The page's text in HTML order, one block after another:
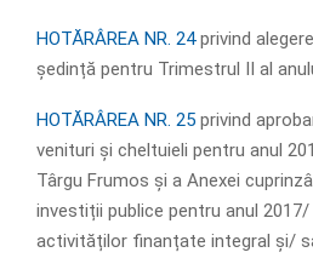
HOTĂRÂREA NR. 24privind
ședință pentru Trimestrul II al
HOTĂRÂREA NR. 25 privind
venituri și cheltuieli pentru anul
Târgu Frumos și a Anexei
investiții publice pentru anul
activităților finanțate integral și/